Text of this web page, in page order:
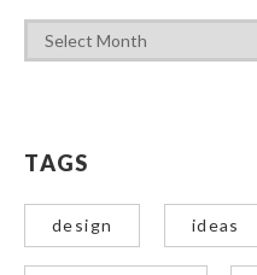
TAGS
design ideas